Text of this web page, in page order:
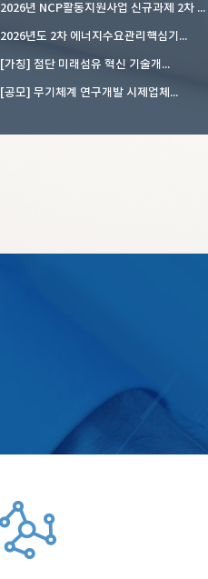
2026년 NCP활동지원사업 신규과제 2차 공모
2026년도 2차 에너지수요관리핵심기...
[가칭] 첨단 미래섬유 혁신 기술개...
[공모] 무기체계 연구개발 시제업체...